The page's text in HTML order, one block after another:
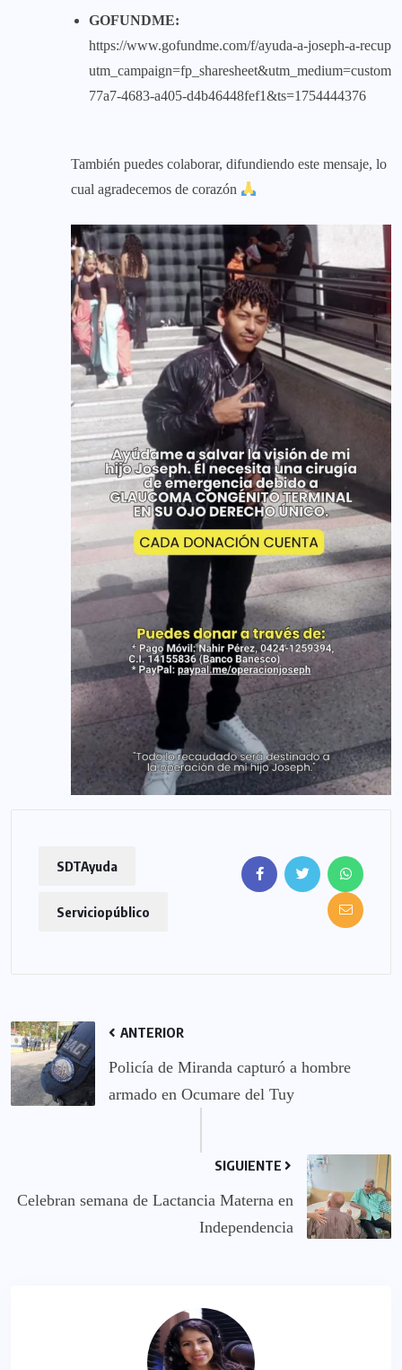
GOFUNDME:
https://www.gofundme.com/f/ayuda-a-joseph-a-
77a7-4683-a405-d4b46448fef1&ts=1754444376
También puedes colaborar, difundiendo este mensaje, lo
cual agradecemos de corazón
SDTAyuda
Serviciopúblico
ANTERIOR
Policía de Miranda capturó a hombre
armado en Ocumare del Tuy
SIGUIENTE
Celebran semana de Lactancia Materna en
Independencia